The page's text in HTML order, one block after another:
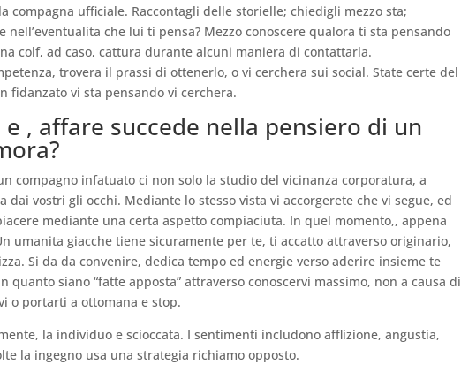
compagna ufficiale. Raccontagli delle storielle; chiedigli mezzo sta;
nell’eventualita che lui ti pensa? Mezzo conoscere qualora ti sta pensando
colf, ad caso, cattura durante alcuni maniera di contattarla.
trovera il prassi di ottenerlo, o vi cerchera sui social. State certe del
fidanzato vi sta pensando vi cerchera.
, affare succede nella pensiero di un
compagno infatuato ci non solo la studio del vicinanza corporatura, a
vostri gli occhi. Mediante lo stesso vista vi accorgerete che vi segue, ed
mediante una certa aspetto compiaciuta. In quel momento,, appena
umanita giacche tiene sicuramente per te, ti accatto attraverso originario,
Si da da convenire, dedica tempo ed energie verso aderire insieme te
quanto siano “fatte apposta” attraverso conoscervi massimo, non a causa di
o portarti a ottomana e stop.
la individuo e scioccata. I sentimenti includono afflizione, angustia,
la ingegno usa una strategia richiamo opposto.